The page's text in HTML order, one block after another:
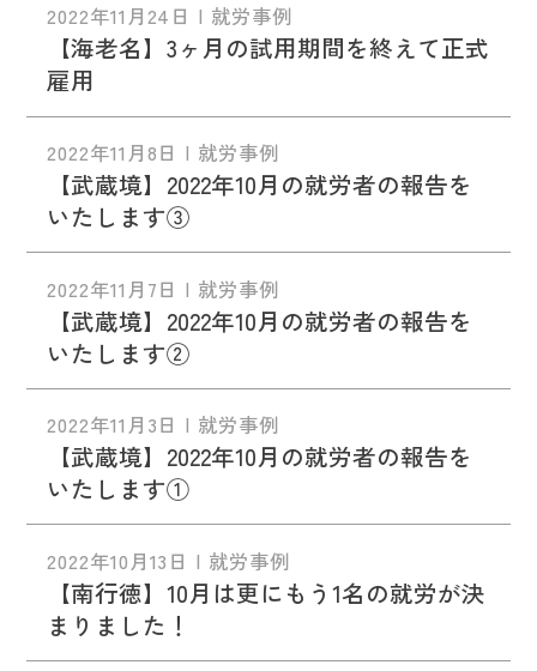
2022年11月24日 | 就労事例
【海老名】3ヶ月の試用期間を終えて正式
雇用
2022年11月8日 | 就労事例
【武蔵境】2022年10月の就労者の報告を
いたします③
2022年11月7日 | 就労事例
【武蔵境】2022年10月の就労者の報告を
いたします②
2022年11月3日 | 就労事例
【武蔵境】2022年10月の就労者の報告を
いたします①
2022年10月13日 | 就労事例
【南行徳】10月は更にもう1名の就労が決
まりました！